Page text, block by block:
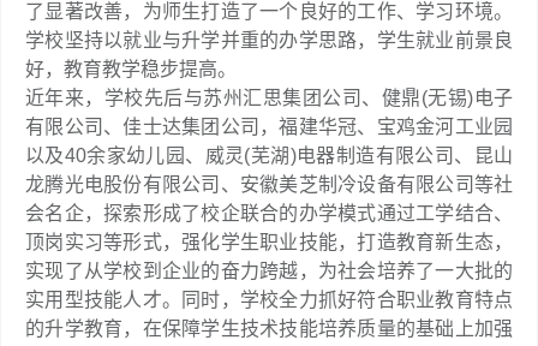
了显著改善，为师生打造了一个良好的工作、学习环境。
学校坚持以就业与升学并重的办学思路，学生就业前景良
好，教育教学稳步提高。
近年来，学校先后与苏州汇思集团公司、健鼎(无锡)电子
有限公司、佳士达集团公司，福建华冠、宝鸡金河工业园
以及40余家幼儿园、威灵(芜湖)电器制造有限公司、昆山
龙腾光电股份有限公司、安徽美芝制冷设备有限公司等社
会名企，探索形成了校企联合的办学模式通过工学结合、
顶岗实习等形式，强化学生职业技能，打造教育新生态，
实现了从学校到企业的奋力跨越，为社会培养了一大批的
实用型技能人才。同时，学校全力抓好符合职业教育特点
的升学教育，在保障学生技术技能培养质量的基础上加强